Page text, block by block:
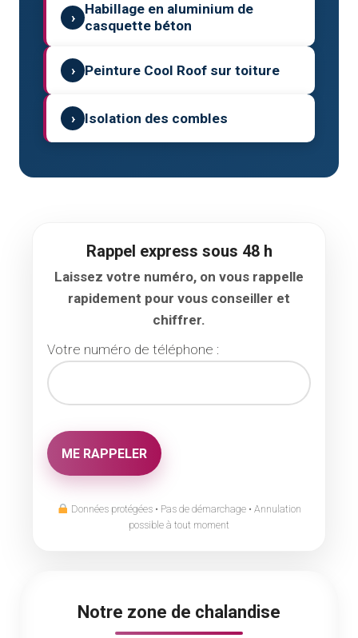
›
Habillage en aluminium de
casquette béton
› Peinture Cool Roof sur toiture
› Isolation des combles
Rappel express sous 48 h
Laissez votre numéro, on vous rappelle
rapidement pour vous conseiller et
chiffrer.
Votre numéro de téléphone :
Données protégées • Pas de démarchage • Annulation
possible à tout moment
Notre zone de chalandise